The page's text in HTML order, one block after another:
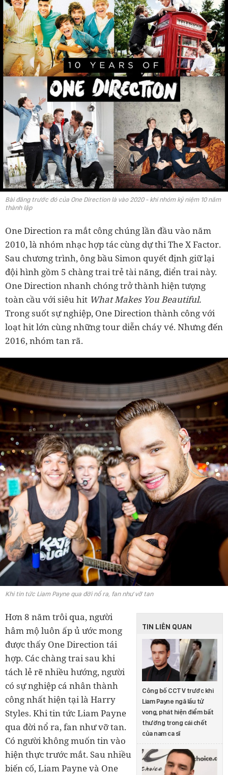
Bài đăng trước đó của One Direction là vào 2020 - khi nhóm kỷ niệm 10 năm
thành lập
One Direction ra mắt công chúng lần đầu vào năm
2010, là nhóm nhạc hợp tác cùng dự thi The X Factor.
Sau chương trình, ông bầu Simon quyết định giữ lại
đội hình gồm 5 chàng trai trẻ tài năng, điển trai này.
One Direction nhanh chóng trở thành hiện tượng
toàn cầu với siêu hit What Makes You Beautiful.
Trong suốt sự nghiệp, One Direction thành công với
loạt hit lớn cùng những tour diễn cháy vé. Nhưng đến
2016, nhóm tan rã.
Khi tin tức Liam Payne qua đời nổ ra, fan như vỡ tan
TIN LIÊN QUAN
Công bố CCTV trước khi
Liam Payne ngã lầu tử
vong, phát hiện điểm bất
thường trong cái chết
của nam ca sĩ
Hơn 8 năm trôi qua, người
hâm mộ luôn ấp ủ ước mong
được thấy One Direction tái
hợp. Các chàng trai sau khi
tách lẻ rẽ nhiều hướng, người
có sự nghiệp cá nhân thành
công nhất hiện tại là Harry
Styles. Khi tin tức Liam Payne
qua đời nổ ra, fan như vỡ tan.
Có người không muốn tin vào
hiện thực trước mắt. Sau nhiều
biến cố, Liam Payne và One